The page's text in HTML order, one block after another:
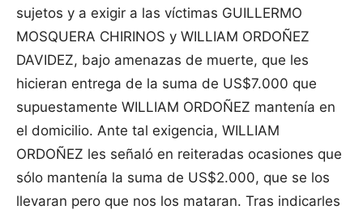
sujetos y a exigir a las víctimas GUILLERMO
MOSQUERA CHIRINOS y WILLIAM ORDOÑEZ
DAVIDEZ, bajo amenazas de muerte, que les
hicieran entrega de la suma de US$7.000 que
supuestamente WILLIAM ORDOÑEZ mantenía en
el domicilio. Ante tal exigencia, WILLIAM
ORDOÑEZ les señaló en reiteradas ocasiones que
sólo mantenía la suma de US$2.000, que se los
llevaran pero que nos los mataran. Tras indicarles